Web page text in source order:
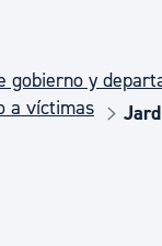
Euskera
gobierno y
a víctimas